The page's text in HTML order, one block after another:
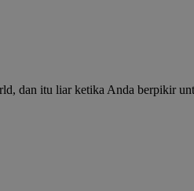
dan itu liar ketika Anda berpikir